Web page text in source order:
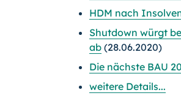
HDM nach
Shutdown würgt
ab (28.06.2020)
Die nächste BAU
weitere Details...